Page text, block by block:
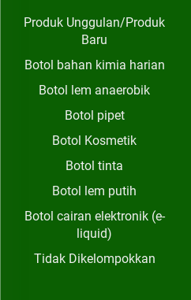
Produk Unggulan/Produk
Baru
Botol bahan kimia harian
Botol lem anaerobik
Botol pipet
Botol Kosmetik
Botol tinta
Botol lem putih
Botol cairan elektronik (e-
liquid)
Tidak Dikelompokkan